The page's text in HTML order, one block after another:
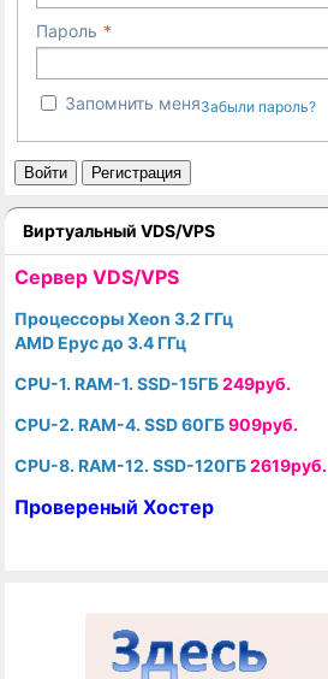
Пароль
Запомнить меняЗабыли пароль?
Войти Регистрация
Виртуальный VDS/VPS
Cервер VDS/VPS
Процессоры Xeon 3.2 ГГц
AMD Epyc до 3.4 ГГц
CPU-1. RAM-1. SSD-15ГБ249руб.
CPU-2. RAM-4. SSD 60ГБ909руб.
CPU-8. RAM-12. SSD-120ГБ2619руб.
Провереный Хостер